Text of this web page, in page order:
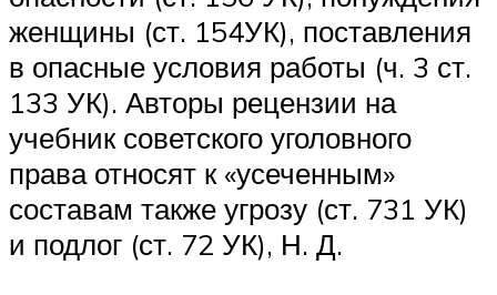
женщины (ст. 154УК), поставления
в опасные условия работы (ч. 3 ст.
133 УК). Авторы рецензии на
учебник советского уголовного
права относят к «усеченным»
составам также угрозу (ст. 731 УК)
и подлог (ст. 72 УК), Н. Д.